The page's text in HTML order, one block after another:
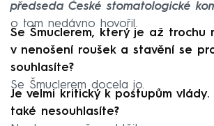
předseda České stomatologické
o tom nedávno hovořil.
Se Šmuclerem, který je až trochu
v nenošení roušek a stavění se
souhlasíte?
Se Šmuclerem docela jo.
Je velmi kritický k postupům
také nesouhlasíte?